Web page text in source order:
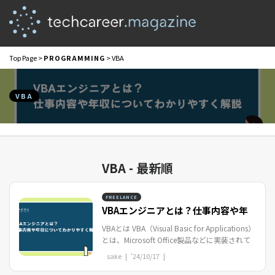
Top Page>PROGRAMMING > VBA
VBA
VBA - 最新順
FREELANCE
VBAエンジニアとは？仕事内容や年
VBAとは VBA（Visual Basic for Applications）
とは、Microsoft Office製品などに実装されて
いるプログラミング言語です。ExcelやWordな
どのアプリケーションを自動化し、業...
sake | '24/10/17 |